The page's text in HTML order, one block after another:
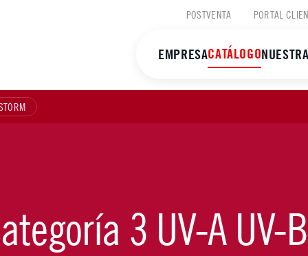
POSTVENTA PORTAL
EMPRESACATÁLOGO
3 UV-A UV-